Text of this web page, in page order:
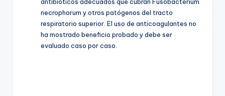
necrophorum y otros patógenos del tracto
respiratorio superior. El uso de anticoagulantes no
ha mostrado beneficio probado y debe ser
evaluado caso por caso.